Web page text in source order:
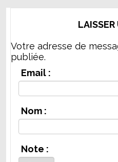
LAISSER
Votre adresse de
publiée.
Email :
Nom :
Note :